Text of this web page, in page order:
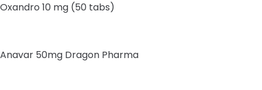
Oxandro 10 mg (50 tabs)
Anavar 50mg Dragon Pharma